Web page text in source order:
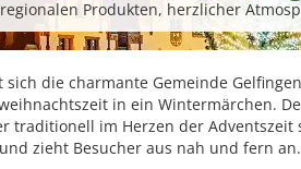
Produkten, herzlicher
sich die charmante Gemeinde
in ein Wintermärchen.
traditionell im Herzen der
zieht Besucher aus nah und fern an.